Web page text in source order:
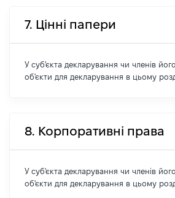
7. Цінні папери
У суб'єкта декларування чи членів його
об'єкти для декларування в цьому
8. Корпоративні права
У суб'єкта декларування чи членів його
об'єкти для декларування в цьому